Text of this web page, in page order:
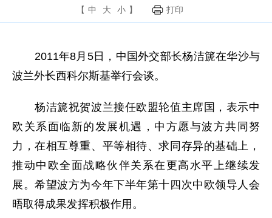
【 中 大 小 】 打印
2011年8月5日，中国外交部长杨洁篪在华沙与
波兰外长西科尔斯基举行会谈。
杨洁篪祝贺波兰接任欧盟轮值主席国，表示中
欧关系面临新的发展机遇，中方愿与波方共同努
力，在相互尊重、平等相待、求同存异的基础上，
推动中欧全面战略伙伴关系在更高水平上继续发
展。希望波方为今年下半年第十四次中欧领导人会
晤取得成果发挥积极作用。